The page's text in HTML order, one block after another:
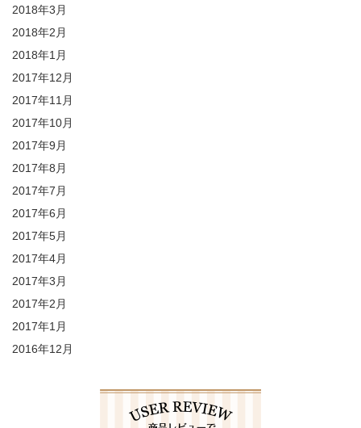
2018年3月
2018年2月
2018年1月
2017年12月
2017年11月
2017年10月
2017年9月
2017年8月
2017年7月
2017年6月
2017年5月
2017年4月
2017年3月
2017年2月
2017年1月
2016年12月